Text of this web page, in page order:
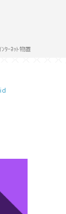
ﾀｰﾈｯﾄ物置